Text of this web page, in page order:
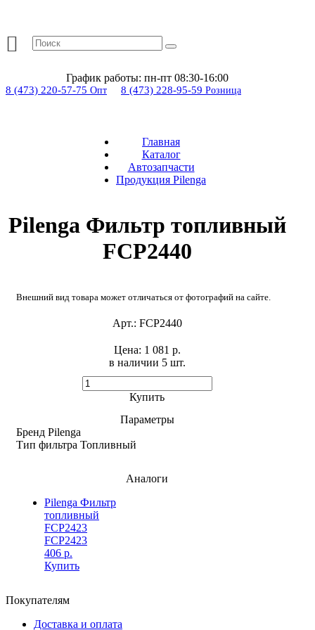
График работы: пн-пт 08:30-16:00
8 (473) 220-57-75 Опт 8 (473) 228-95-59 Розница
Главная
Каталог
Автозапчасти
Продукция Pilenga
Pilenga Фильтр топливный
FCP2440
Внешний вид товара может отличаться от фотографий на сайте.
Арт.: FCP2440
в наличии 5 шт. ​
Цена: 1 081 р.
Купить
Параметры
Бренд Pilenga
Тип фильтра Топливный
Аналоги
Pilenga Фильтр
топливный
FCP2423
FCP2423
406 р.
Купить
Покупателям
Доставка и оплата